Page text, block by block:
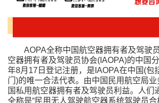
AOPA全称中国航空器拥有者及驾驶
空器拥有者及驾驶员协会(IAOPA)的中国
年8月17日登记注册，是IAOPA在中国(包
门)的唯一合法代表。由中国民用航空局
国私用航空器拥有者及驾驶员利益。人们
全称是“民用无人驾驶航空器系统驾驶员合